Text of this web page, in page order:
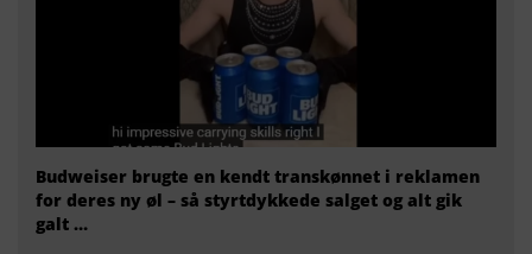
Budweiser brugte en kendt transkønnet i reklamen
for deres ny øl – så styrtdykkede salget og alt gik
galt …